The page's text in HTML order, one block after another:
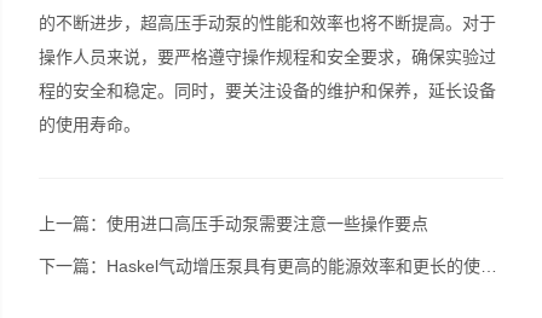
的不断进步，超高压手动泵的性能和效率也将不断提高。对于
操作人员来说，要严格遵守操作规程和安全要求，确保实验过
程的安全和稳定。同时，要关注设备的维护和保养，延长设备
的使用寿命。
上一篇：使用进口高压手动泵需要注意一些操作要点
下一篇： Haskel气动增压泵具有更高的能源效率和更长的使用寿命